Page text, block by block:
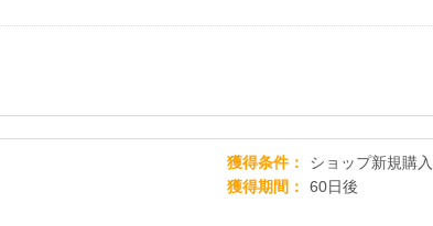
獲得条件
ショップ新規購入
獲得期間
60日後